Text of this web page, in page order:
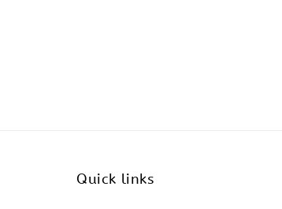
Quick links